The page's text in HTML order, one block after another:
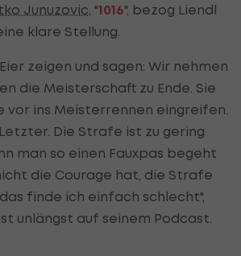
Junuzovic , "1016", bezog Liendl
klare Stellung.
zeigen und sagen: Wir nehmen
die Meisterschaft zu Ende. Sie
vor ins Meisterrennen eingreifen.
Die Strafe ist zu gering
man so einen Fauxpas begeht
die Courage hat, die Strafe
finde ich einfach schlecht",
unlängst auf seinem Podcast.